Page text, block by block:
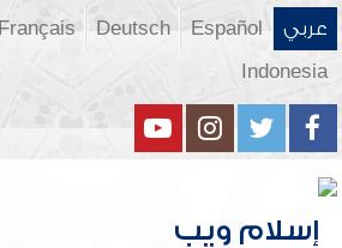
عربي Español
Deutsch
Français
Indonesia